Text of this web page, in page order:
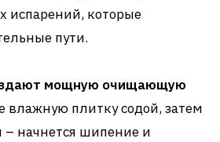
испарений, которые
пути.
мощную очищающую
влажную плитку содой, затем
– начнется шипение и